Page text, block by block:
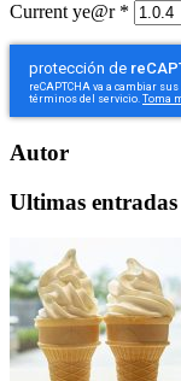
Current ye@r *
Autor
Ultimas entradas